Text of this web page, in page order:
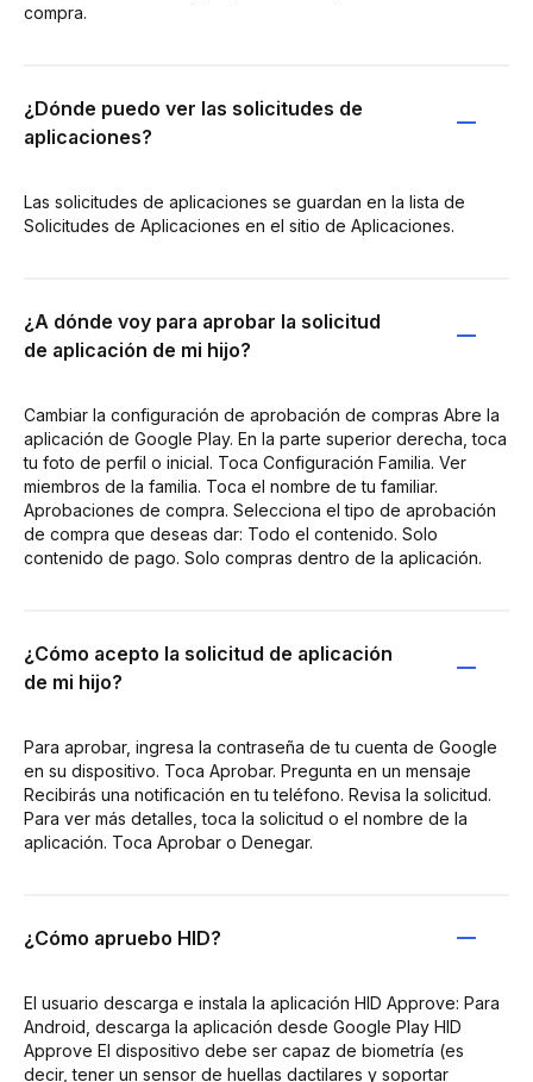
compra.
¿Dónde puedo ver las solicitudes de
aplicaciones?
Las solicitudes de aplicaciones se guardan en la lista de
Solicitudes de Aplicaciones en el sitio de Aplicaciones.
¿A dónde voy para aprobar la solicitud
de aplicación de mi hijo?
Cambiar la configuración de aprobación de compras Abre la
aplicación de Google Play. En la parte superior derecha, toca
tu foto de perfil o inicial. Toca Configuración Familia. Ver
miembros de la familia. Toca el nombre de tu familiar.
Aprobaciones de compra. Selecciona el tipo de aprobación
de compra que deseas dar: Todo el contenido. Solo
contenido de pago. Solo compras dentro de la aplicación.
¿Cómo acepto la solicitud de aplicación
de mi hijo?
Para aprobar, ingresa la contraseña de tu cuenta de Google
en su dispositivo. Toca Aprobar. Pregunta en un mensaje
Recibirás una notificación en tu teléfono. Revisa la solicitud.
Para ver más detalles, toca la solicitud o el nombre de la
aplicación. Toca Aprobar o Denegar.
¿Cómo apruebo HID?
El usuario descarga e instala la aplicación HID Approve: Para
Android, descarga la aplicación desde Google Play HID
Approve El dispositivo debe ser capaz de biometría (es
decir, tener un sensor de huellas dactilares y soportar